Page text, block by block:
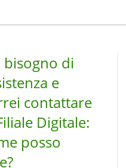
bisogno di
e
contattare
Digitale:
posso